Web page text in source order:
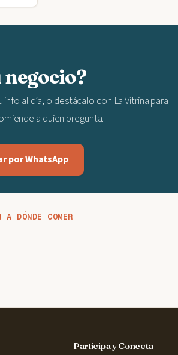
negocio?
al día, o destácalo con La Vitrina para
a quien pregunta.
por WhatsApp
A DÓNDE COMER
Participa y Conecta